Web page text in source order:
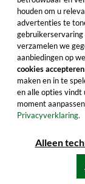
houden om u
advertenties te
verzamelen we
aanbiedingen op
cookies accepteren
maken en in te
en alle opties vindt
moment
Privacyverklaring.
Alleen